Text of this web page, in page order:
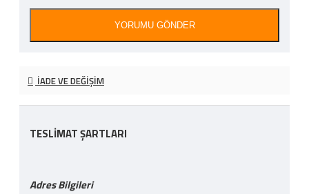
YORUMU GÖNDER
İADE VE DEĞIŞIM
TESLİMAT ŞARTLARI
Adres Bilgileri